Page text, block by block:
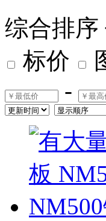
综合排序
标价
-